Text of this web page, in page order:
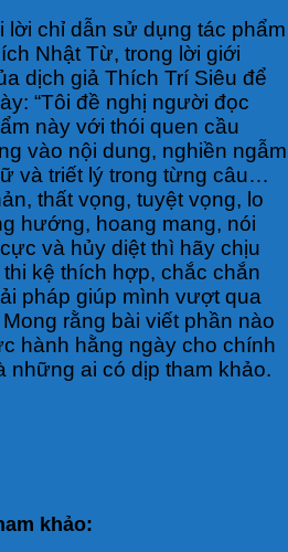
lời chỉ dẫn sử dụng tác phẩm
Nhật Từ, trong lời giới
dịch giả Thích Trí Siêu để
“Tôi đề nghị người đọc
này với thói quen cầu
vào nội dung, nghiền ngẫm
và triết lý trong từng câu…
thất vọng, tuyệt vọng, lo
hướng, hoang mang, nói
và hủy diệt thì hãy chịu
kệ thích hợp, chắc chắn
pháp giúp mình vượt qua
rằng bài viết phần nào
hành hằng ngày cho chính
những ai có dịp tham khảo.
khảo: